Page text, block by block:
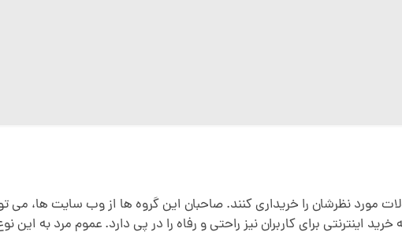
نظرشان را خریداری کنند. صاحبان این گروه ها از وب سایت ها، می
برای کاربران نیز راحتی و رفاه را در پی دارد. عموم مرد به این